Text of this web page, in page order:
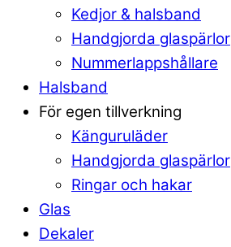
Kedjor & halsband
Handgjorda glaspärlor
Nummerlappshållare
Halsband
För egen tillverkning
Känguruläder
Handgjorda glaspärlor
Ringar och hakar
Glas
Dekaler